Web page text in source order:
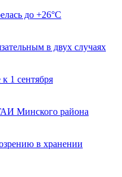
до +26°C
в двух случаях
1 сентября
Минского района
в хранении